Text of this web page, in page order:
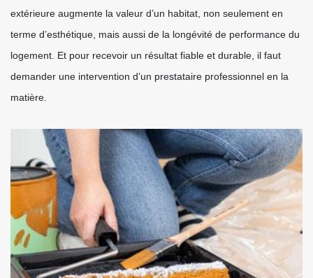
extérieure augmente la valeur d’un habitat, non seulement en
terme d’esthétique, mais aussi de la longévité de performance du
logement. Et pour recevoir un résultat fiable et durable, il faut
demander une intervention d’un prestataire professionnel en la
matière.